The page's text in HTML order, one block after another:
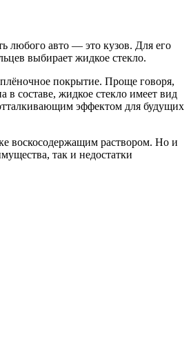
любого авто — это кузов. Для его
выбирает жидкое стекло.
покрытие. Проще говоря,
составе, жидкое стекло имеет вид
эффектом для будущих
воскосодержащим раствором. Но и
так и недостатки